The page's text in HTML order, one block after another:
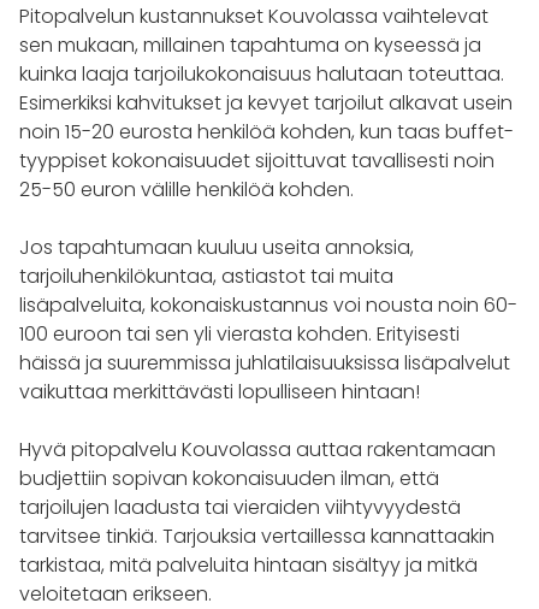
Pitopalvelun kustannukset Kouvolassa vaihtelevat
sen mukaan, millainen tapahtuma on kyseessä ja
kuinka laaja tarjoilukokonaisuus halutaan toteuttaa.
Esimerkiksi kahvitukset ja kevyet tarjoilut alkavat usein
noin 15-20 eurosta henkilöä kohden, kun taas buffet-
tyyppiset kokonaisuudet sijoittuvat tavallisesti noin
25-50 euron välille henkilöä kohden.
Jos tapahtumaan kuuluu useita annoksia,
tarjoiluhenkilökuntaa, astiastot tai muita
lisäpalveluita, kokonaiskustannus voi nousta noin 60-
100 euroon tai sen yli vierasta kohden. Erityisesti
häissä ja suuremmissa juhlatilaisuuksissa lisäpalvelut
vaikuttaa merkittävästi lopulliseen hintaan!
Hyvä pitopalvelu Kouvolassa auttaa rakentamaan
budjettiin sopivan kokonaisuuden ilman, että
tarjoilujen laadusta tai vieraiden viihtyvyydestä
tarvitsee tinkiä. Tarjouksia vertaillessa kannattaakin
tarkistaa, mitä palveluita hintaan sisältyy ja mitkä
veloitetaan erikseen.